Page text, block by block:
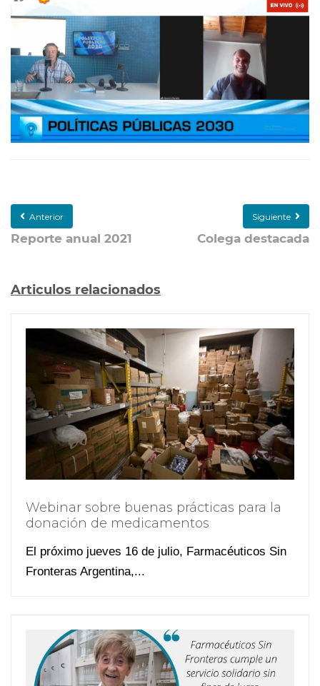
Anterior
Reporte anual 2021
Siguiente
Colega destacada
Articulos relacionados
Webinar sobre buenas prácticas para la
donación de medicamentos
El próximo jueves 16 de julio, Farmacéuticos Sin
Fronteras Argentina,...